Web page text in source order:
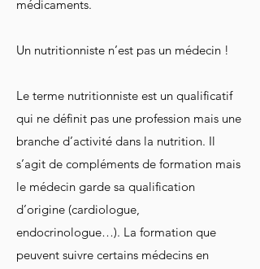
médicaments.
Un nutritionniste n’est pas un médecin !
Le terme nutritionniste est un qualificatif
qui ne définit pas une profession mais une
branche d’activité dans la nutrition. Il
s’agit de compléments de formation mais
le médecin garde sa qualification
d’origine (cardiologue,
endocrinologue…). La formation que
peuvent suivre certains médecins en